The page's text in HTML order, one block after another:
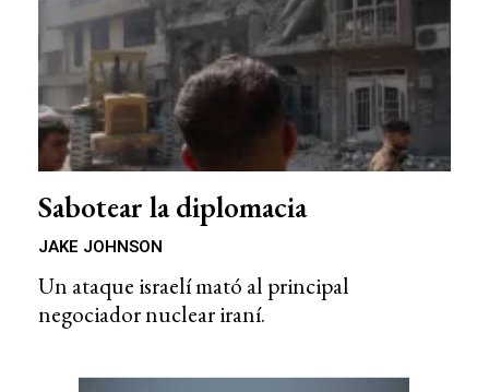
Sabotear la diplomacia
JAKE JOHNSON
Un ataque israelí mató al principal
negociador nuclear iraní.